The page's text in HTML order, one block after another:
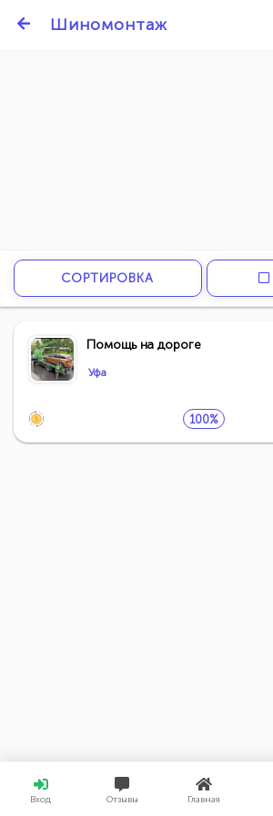
Шиномонтаж
Вход Отзывы Главная
СОРТИРОВКА
Помощь на дороге
Уфа
100%